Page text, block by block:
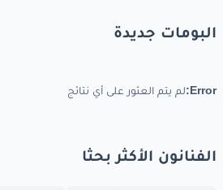
البومات جديدة
Error: لم يتم العثور على أي نتائج
الفنانون الأكثر بحثا